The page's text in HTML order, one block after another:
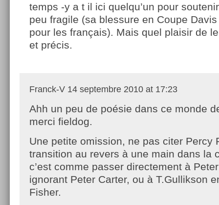
temps -y a t il ici quelqu’un pour
peu fragile (sa blessure en Coupe
pour les français). Mais quel plaisir de
et précis.
Franck-V 14 septembre 2010 at 17:23
Ahh un peu de poésie dans ce monde
merci fieldog.
Une petite omission, ne pas citer Percy
transition au revers à une main dans la
c’est comme passer directement à
ignorant Peter Carter, ou à T.Gullikson
Fisher.